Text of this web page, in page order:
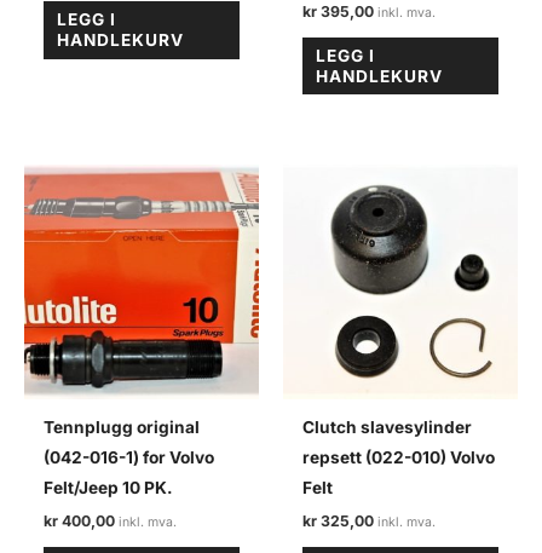
LEGG I
HANDLEKURV
kr 395,00
LEGG I
HANDLEKURV
Tennplugg original
(042-016-1) for Volvo
Felt/Jeep 10 PK.
kr 400,00
Clutch slavesylinder
repsett (022-010) Volvo
Felt
kr 325,00